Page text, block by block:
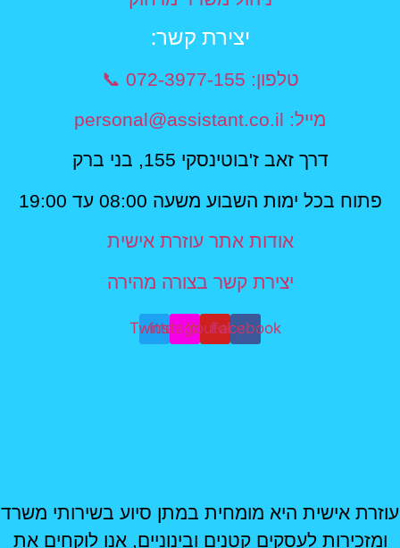
יצירת קשר​:
טלפון: 072-3977-155 📞
מייל: personal@assistant.co.il
דרך זאב ז'בוטינסקי 155, בני ברק
פתוח בכל ימות השבוע משעה 08:00 עד 19:00
אודות אתר עוזרת אישית
יצירת קשר בצורה מהירה
Facebook
Youtube
Instagram
Twitter
עוזרת אישית היא מומחית במתן סיוע בשירותי משרד
ומזכירות לעסקים קטנים ובינוניים, אנו לוקחים את